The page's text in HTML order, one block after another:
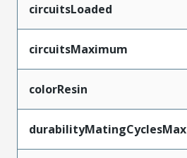
circuitsLoaded
circuitsMaximum
colorResin
durabilityMatingCyclesMax